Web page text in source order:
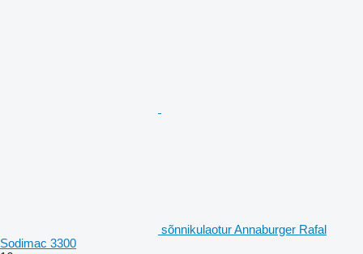
sõnnikulaotur Annaburger Rafal
Sodimac 3300